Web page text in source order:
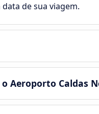
de sua viagem.
Aeroporto Caldas